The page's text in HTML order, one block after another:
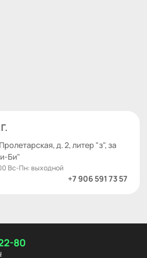
д. 2, литер "з", за
Би"
Вс-Пн: выходной
+7 906 591 73 57
80